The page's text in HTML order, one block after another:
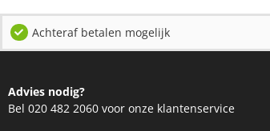
Achteraf betalen mogelijk
Advies nodig?
Bel 020 482 2060 voor onze klantenservice